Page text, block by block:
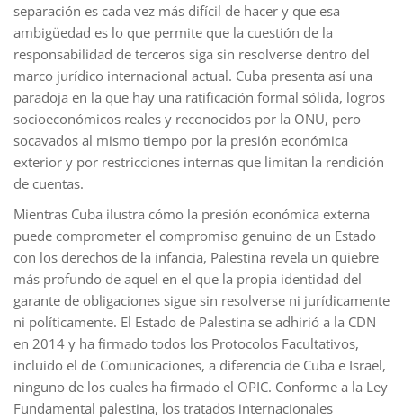
separación es cada vez más difícil de hacer y que esa
ambigüedad es lo que permite que la cuestión de la
responsabilidad de terceros siga sin resolverse dentro del
marco jurídico internacional actual. Cuba presenta así una
paradoja en la que hay una ratificación formal sólida, logros
socioeconómicos reales y reconocidos por la ONU, pero
socavados al mismo tiempo por la presión económica
exterior y por restricciones internas que limitan la rendición
de cuentas.
Mientras Cuba ilustra cómo la presión económica externa
puede comprometer el compromiso genuino de un Estado
con los derechos de la infancia, Palestina revela un quiebre
más profundo de aquel en el que la propia identidad del
garante de obligaciones sigue sin resolverse ni jurídicamente
ni políticamente. El Estado de Palestina se adhirió a la CDN
en 2014 y ha firmado todos los Protocolos Facultativos,
incluido el de Comunicaciones, a diferencia de Cuba e Israel,
ninguno de los cuales ha firmado el OPIC. Conforme a la Ley
Fundamental palestina, los tratados internacionales